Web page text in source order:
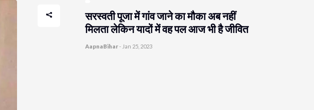
सरस्वती पूजा में गांव जाने का मौका अब नहीं
मिलता लेकिन यादों में वह पल आज भी है जीवित
AapnaBihar- Jan 25, 2023